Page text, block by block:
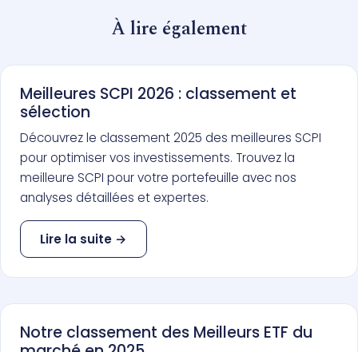
À lire également
Meilleures SCPI 2026 : classement et
sélection
Découvrez le classement 2025 des meilleures SCPI
pour optimiser vos investissements. Trouvez la
meilleure SCPI pour votre portefeuille avec nos
analyses détaillées et expertes.
Lire la suite →
Notre classement des Meilleurs ETF du